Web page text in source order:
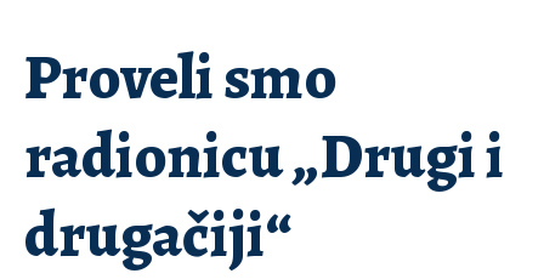
Proveli smo
radionicu „Drugi i
drugačiji“